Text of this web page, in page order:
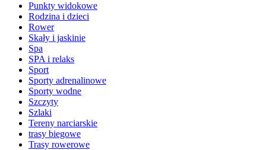
Punkty widokowe
Rodzina i dzieci
Rower
Skały i jaskinie
Spa
SPA i relaks
Sport
Sporty adrenalinowe
Sporty wodne
Szczyty
Szlaki
Tereny narciarskie
trasy biegowe
Trasy rowerowe